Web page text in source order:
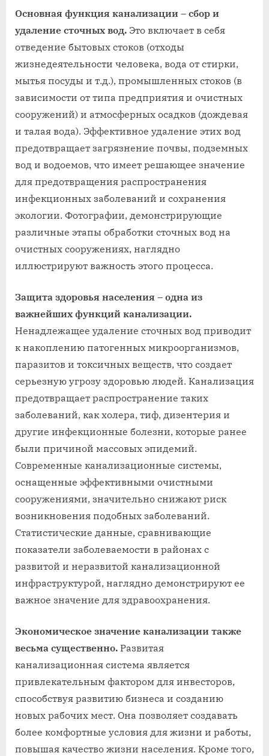
Основная функция канализации – сбор и
удаление сточных вод. Это включает в себя
отведение бытовых стоков (отходы
жизнедеятельности человека, вода от стирки,
мытья посуды и т.д.), промышленных стоков (в
зависимости от типа предприятия и очистных
сооружений) и атмосферных осадков (дождевая
и талая вода). Эффективное удаление этих вод
предотвращает загрязнение почвы, подземных
вод и водоемов, что имеет решающее значение
для предотвращения распространения
инфекционных заболеваний и сохранения
экологии. Фотографии, демонстрирующие
различные этапы обработки сточных вод на
очистных сооружениях, наглядно
иллюстрируют важность этого процесса.
Защита здоровья населения – одна из
важнейших функций канализации.
Ненадлежащее удаление сточных вод приводит
к накоплению патогенных микроорганизмов,
паразитов и токсичных веществ, что создает
серьезную угрозу здоровью людей. Канализация
предотвращает распространение таких
заболеваний, как холера, тиф, дизентерия и
другие инфекционные болезни, которые ранее
были причиной массовых эпидемий.
Современные канализационные системы,
оснащенные эффективными очистными
сооружениями, значительно снижают риск
возникновения подобных заболеваний.
Статистические данные, сравнивающие
показатели заболеваемости в районах с
развитой и неразвитой канализационной
инфраструктурой, наглядно демонстрируют ее
важное значение для здравоохранения.
Экономическое значение канализации также
весьма существенно. Развитая
канализационная система является
привлекательным фактором для инвесторов,
способствуя развитию бизнеса и созданию
новых рабочих мест. Она позволяет создавать
более комфортные условия для жизни и работы,
повышая качество жизни населения. Кроме того,